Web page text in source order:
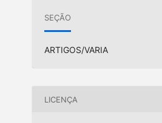
SEÇÃO
ARTIGOS/VARIA
LICENÇA